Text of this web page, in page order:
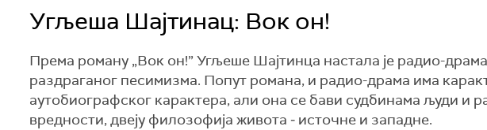
Угљеша Шајтинац: Вок он!
Према роману „Вок он!” Угљеше Шајтинца настала је радио-
раздраганог песимизма. Попут романа, и радио-драма има
аутобиографског карактера, али она се бави судбинама људи и
вредности, двеју филозофија живота ‒ источне и западне.